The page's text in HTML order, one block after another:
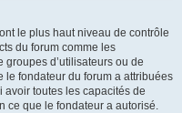
le plus haut niveau de contrôle
du forum comme les
d’utilisateurs ou de
le fondateur du forum a attribuées
avoir toutes les capacités de
ce que le fondateur a autorisé.